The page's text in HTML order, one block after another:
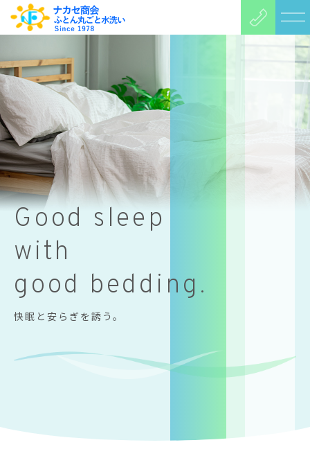
Good sleep
with
good bedding.
快眠と安らぎを誘う。